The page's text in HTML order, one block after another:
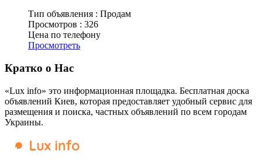
Тип объявления : Продам
Просмотров : 326
Цена по телефону
Просмотреть
Кратко о Нас
«Lux info» это информационная площадка. Бесплатная доска
объявлений Киев, которая предоставляет удобный сервис для
размещения и поиска, частных объявлений по всем городам
Украины.